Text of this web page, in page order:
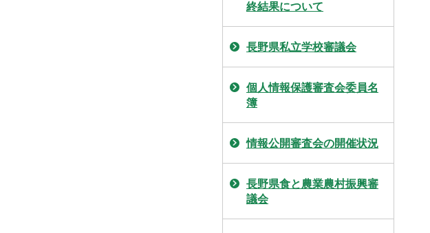
終結果について
長野県私立学校審議会
個人情報保護審査会委員名
簿
情報公開審査会の開催状況
長野県食と農業農村振興審
議会